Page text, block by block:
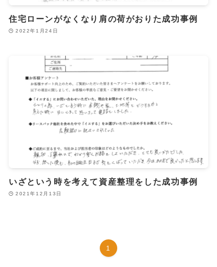
住宅ローンがなくなり肩の荷がおりた成功事例
2022年1月24日
いざという時を考えて資産整理をした成功事例
2021年12月13日
1